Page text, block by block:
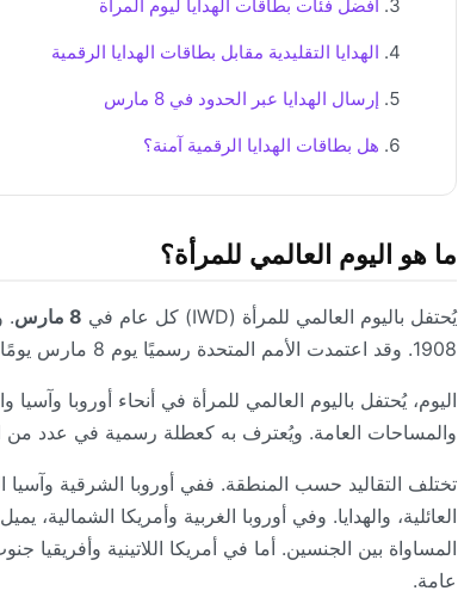
أفضل فئات بطاقات الهدايا ليوم المرأة
الهدايا التقليدية مقابل بطاقات الهدايا الرقمية
إرسال الهدايا عبر الحدود في 8 مارس
هل بطاقات الهدايا الرقمية آمنة؟
ما هو اليوم العالمي للمرأة؟
يُحتفل باليوم العالمي للمرأة (IWD) كل عام في 8 مارس
.
1908. وقد اعتمدت الأمم المتحدة رسميًا يوم 8 مارس يومًا عالميًا للمرأة في عام 1975.
اليوم، يُحتفل باليوم العالمي للمرأة في أنحاء أوروبا
والمساحات العامة. ويُعترف به كعطلة رسمية في عدد من
العائلية، والهدايا. وفي أوروبا الغربية وأمريكا
المساواة بين الجنسين. أما في أمريكا اللاتينية وأفريقيا
عامة.